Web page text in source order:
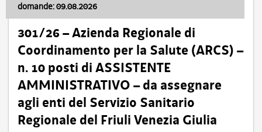
domande: 09.08.2026
301/26 – Azienda Regionale di
Coordinamento per la Salute (ARCS) –
n. 10 posti di ASSISTENTE
AMMINISTRATIVO – da assegnare
agli enti del Servizio Sanitario
Regionale del Friuli Venezia Giulia